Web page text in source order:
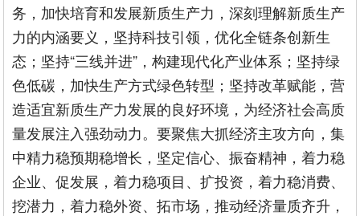
务，加快培育和发展新质生产力，深刻理解新质生产
力的内涵要义，坚持科技引领，优化全链条创新生
态；坚持“三线并进”，构建现代化产业体系；坚持绿
色低碳，加快生产方式绿色转型；坚持改革赋能，营
造适宜新质生产力发展的良好环境，为经济社会高质
量发展注入强劲动力。要聚焦大抓经济主攻方向，集
中精力稳预期稳增长，坚定信心、振奋精神，着力稳
企业、促发展，着力稳项目、扩投资，着力稳消费、
挖潜力，着力稳外资、拓市场，推动经济量质齐升，